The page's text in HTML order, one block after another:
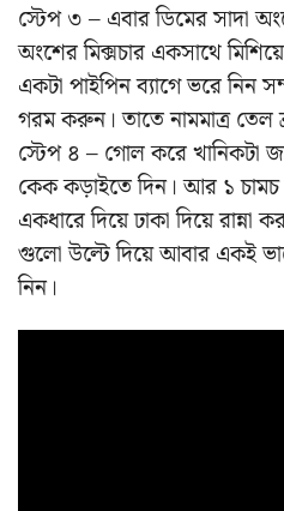
স্টেপ ৩ – এবার ডিমের সাদা
অংশের মিক্সচার একসাথে
একটা পাইপিন ব্যাগে ভরে নিন
গরম করুন। তাতে নামমাত্র তেল
স্টেপ ৪ – গোল করে খানিকটা
কেক কড়াইতে দিন। আর ১
একধারে দিয়ে ঢাকা দিয়ে
গুলো উল্টে দিয়ে আবার একই
নিন।